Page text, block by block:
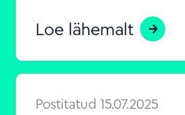
Loe lähemalt
Postitatud 15.07.2025